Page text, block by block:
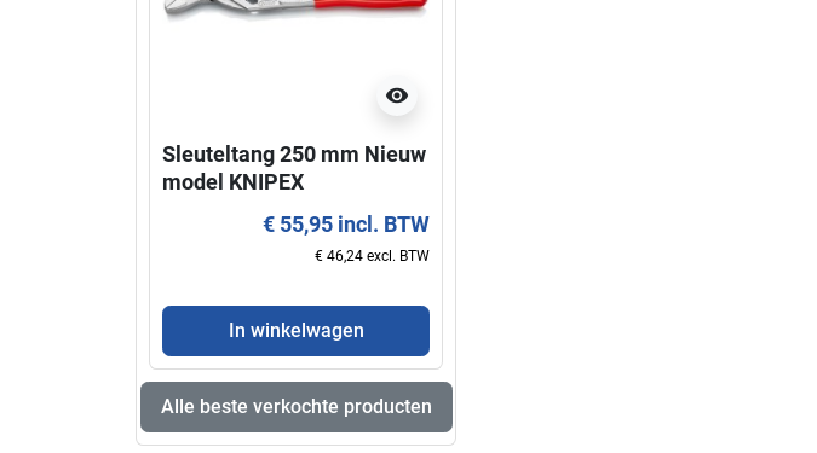
visibility
Sleuteltang 250 mm Nieuw
model KNIPEX
€ 55,95 incl. BTW
€ 46,24 excl. BTW
In winkelwagen
Alle beste verkochte producten